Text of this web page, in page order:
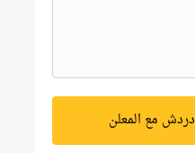
دردش مع المعلن